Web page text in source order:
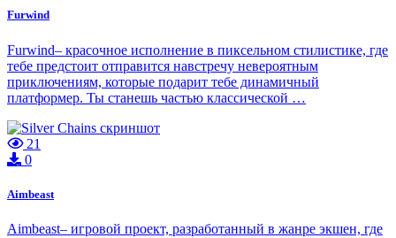
Furwind
Furwind– красочное исполнение в пиксельном стилистике, где
тебе предстоит отправится навстречу невероятным
приключениям, которые подарит тебе динамичный
платформер. Ты станешь частью классической …
21
0
Aimbeast
Aimbeast– игровой проект, разработанный в жанре экшен, где